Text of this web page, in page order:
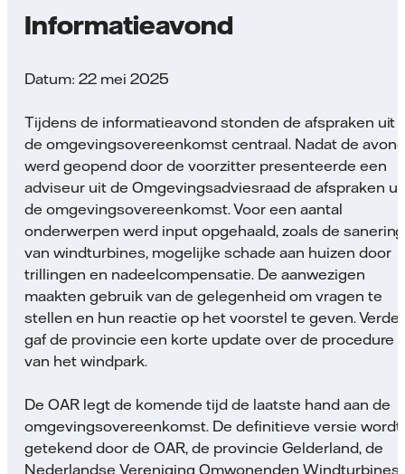
Informatieavond
Datum: 22 mei 2025
Tijdens de informatieavond stonden de afspraken uit
de omgevingsovereenkomst centraal. Nadat de avond
werd geopend door de voorzitter presenteerde een
adviseur uit de Omgevingsadviesraad de afspraken
de omgevingsovereenkomst. Voor een aantal
onderwerpen werd input opgehaald, zoals de sanering
van windturbines, mogelijke schade aan huizen door
trillingen en nadeelcompensatie. De aanwezigen
maakten gebruik van de gelegenheid om vragen te
stellen en hun reactie op het voorstel te geven. Verder
gaf de provincie een korte update over de procedure
van het windpark.
De OAR legt de komende tijd de laatste hand aan de
omgevingsovereenkomst. De definitieve versie wordt
getekend door de OAR, de provincie Gelderland, de
Nederlandse Vereniging Omwonenden Windturbines,